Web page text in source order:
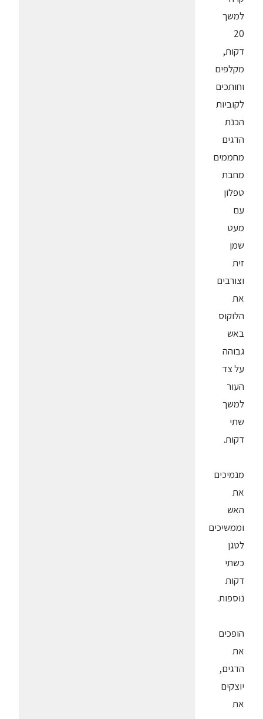
למשך
20
דקות,
מקלפים
וחותכים
לקוביות
הכנת
הדגים
מחממים
מחבת
טפלון
עם
מעט
שמן
זית
וצורבים
את
הלוקוס
באש
גבוהה
על צד
העור
למשך
שתי
דקות.
מנמיכים
את
האש
וממשיכים
לטגן
כשתי
דקות
נוספות.
הופכים
את
הדגים,
יוצקים
את